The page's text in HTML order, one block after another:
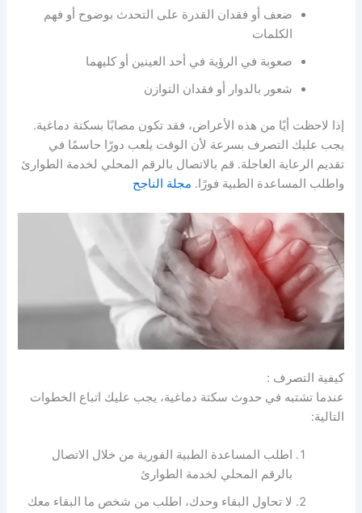
ضعف أو فقدان القدرة على التحدث بوضوح أو فهم
الكلمات
صعوبة في الرؤية في أحد العينين أو كليهما
شعور بالدوار أو فقدان التوازن
إذا لاحظت أيًا من هذه الأعراض، فقد تكون مصابًا بسكتة دماغية.
يجب عليك التصرف بسرعة لأن الوقت يلعب دورًا حاسمًا في
تقديم الرعاية العاجلة. قم بالاتصال بالرقم المحلي لخدمة الطوارئ
واطلب المساعدة الطبية فورًا. مجلة الناجح
كيفية التصرف :
عندما تشتبه في حدوث سكتة دماغية، يجب عليك اتباع الخطوات
التالية:
اطلب المساعدة الطبية الفورية من خلال الاتصال
بالرقم المحلي لخدمة الطوارئ
لا تحاول البقاء وحدك، اطلب من شخص ما البقاء معك